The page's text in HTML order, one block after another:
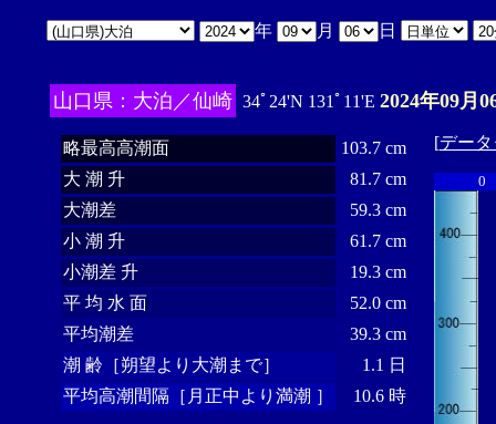
年 月 日
山口県：大泊／仙崎 34ﾟ24'N 131ﾟ11'E 2024年09月
略最高高潮面
103.7 cm
大 潮 升
81.7 cm
大潮差
59.3 cm
小 潮 升
61.7 cm
小潮差 升
19.3 cm
平 均 水 面
52.0 cm
平均潮差
39.3 cm
潮 齢［朔望より大潮まで］
1.1 日
平均高潮間隔［月正中より満潮 ］
10.6 時
[デー
0